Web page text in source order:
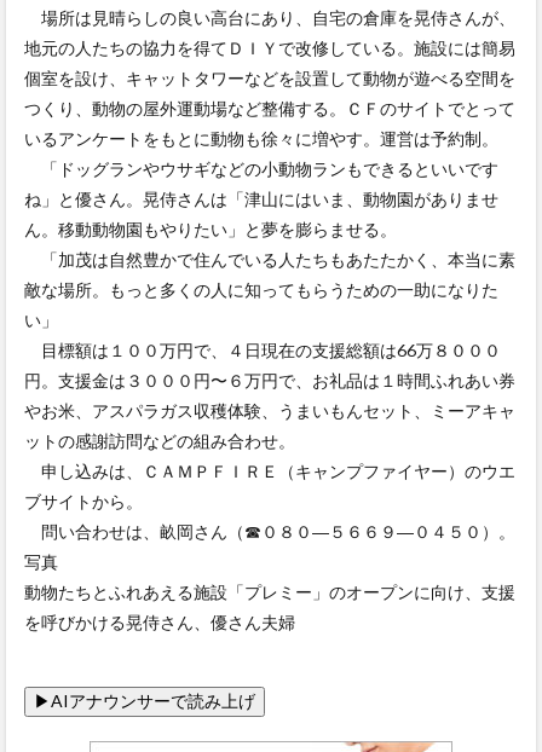
場所は見晴らしの良い高台にあり、自宅の倉庫を晃侍さんが、
地元の人たちの協力を得てＤＩＹで改修している。施設には簡易
個室を設け、キャットタワーなどを設置して動物が遊べる空間を
つくり、動物の屋外運動場など整備する。ＣＦのサイトでとって
いるアンケートをもとに動物も徐々に増やす。運営は予約制。
「ドッグランやウサギなどの小動物ランもできるといいです
ね」と優さん。晃侍さんは「津山にはいま、動物園がありませ
ん。移動動物園もやりたい」と夢を膨らませる。
「加茂は自然豊かで住んでいる人たちもあたたかく、本当に素
敵な場所。もっと多くの人に知ってもらうための一助になりた
い」
目標額は１００万円で、４日現在の支援総額は66万８０００
円。支援金は３０００円〜６万円で、お礼品は１時間ふれあい券
やお米、アスパラガス収穫体験、うまいもんセット、ミーアキャ
ットの感謝訪問などの組み合わせ。
申し込みは、ＣＡＭＰＦＩＲＥ（キャンプファイヤー）のウエ
ブサイトから。
問い合わせは、畝岡さん（☎０８０―５６６９―０４５０）。
写真
動物たちとふれあえる施設「プレミー」のオープンに向け、支援
を呼びかける晃侍さん、優さん夫婦